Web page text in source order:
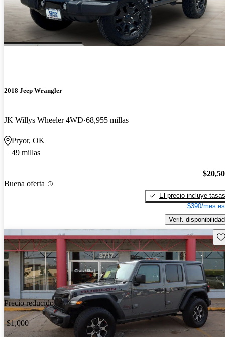
2018 Jeep Wrangler
JK Willys Wheeler 4WD 68,955 millas
Pryor, OK
49 millas
Buena oferta
El precio incluye tasas
$390/mes
Verif. disponibilidad
Precio reducido
-$1,000